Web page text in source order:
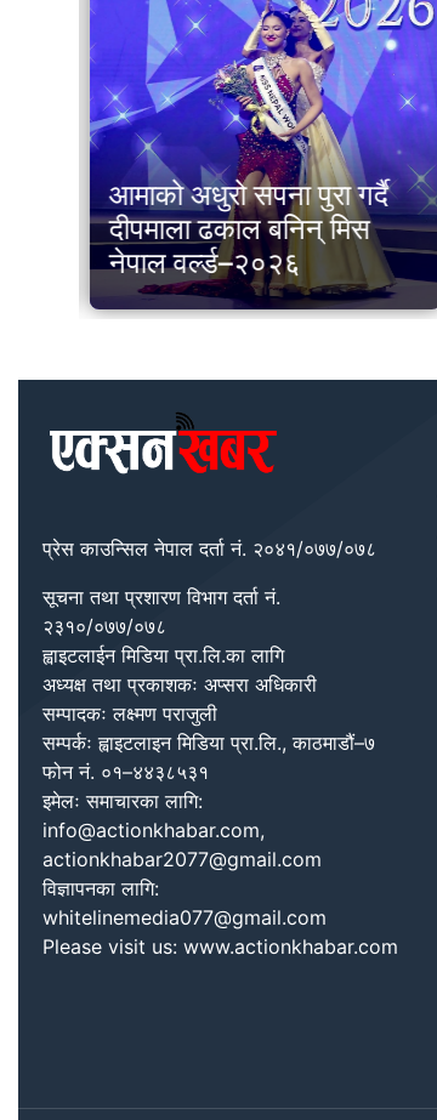
आमाको अधुरो सपना पुरा गर्दै
दीपमाला ढकाल बनिन् मिस
नेपाल वर्ल्ड–२०२६
प्रेस काउन्सिल नेपाल दर्ता नं. २०४१/०७७/०७८
सूचना तथा प्रशारण विभाग दर्ता नं.
२३१०/०७७/०७८
ह्वाइटलाईन मिडिया प्रा.लि.का लागि
अध्यक्ष तथा प्रकाशकः अप्सरा अधिकारी
सम्पादकः लक्ष्मण पराजुली
सम्पर्कः ह्वाइटलाइन मिडिया प्रा.लि., काठमाडौं–७
फोन नं. ०१–४४३८५३१
इमेलः समाचारका लागि:
info@actionkhabar.com,
actionkhabar2077@gmail.com
विज्ञापनका लागि:
whitelinemedia077@gmail.com
Please visit us: www.actionkhabar.com